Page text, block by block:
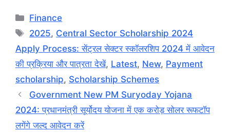
Categories
Finance
Tags
2025, Central Sector Scholarship 2024
Apply Process: सेंट्रल सेक्टर स्कॉलरशिप 2024 में आवेदन
की प्रक्रिया और पात्रता देखें, Latest, New, Payment
scholarship, Scholarship Schemes
Government New PM Suryoday Yojana
2024: प्रधानमंत्री सूर्योदय योजना में एक करोड़ सोलर रूफटॉप
लगेंगे जल्द आवेदन करें